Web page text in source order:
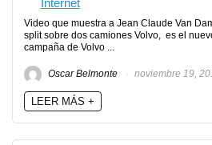
Video que muestra a Jean Claude Van
split sobre dos camiones Volvo, es el
campaña de Volvo ...
Oscar Belmonte noviembre 19,
LEER MÁS +